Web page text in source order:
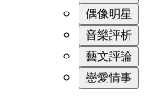
偶像明星
音樂評析
藝文評論
戀愛情事